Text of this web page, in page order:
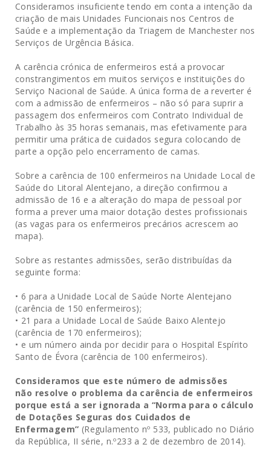
Consideramos insuficiente tendo em conta a intenção da
criação de mais Unidades Funcionais nos Centros de
Saúde e a implementação da Triagem de Manchester nos
Serviços de Urgência Básica.
A carência crónica de enfermeiros está a provocar
constrangimentos em muitos serviços e instituições do
Serviço Nacional de Saúde. A única forma de a reverter é
com a admissão de enfermeiros – não só para suprir a
passagem dos enfermeiros com Contrato Individual de
Trabalho às 35 horas semanais, mas efetivamente para
permitir uma prática de cuidados segura colocando de
parte a opção pelo encerramento de camas.
Sobre a carência de 100 enfermeiros na Unidade Local de
Saúde do Litoral Alentejano, a direção confirmou a
admissão de 16 e a alteração do mapa de pessoal por
forma a prever uma maior dotação destes profissionais
(as vagas para os enfermeiros precários acrescem ao
mapa).
Sobre as restantes admissões, serão distribuídas da
seguinte forma:
• 6 para a Unidade Local de Saúde Norte Alentejano
(carência de 150 enfermeiros);
• 21 para a Unidade Local de Saúde Baixo Alentejo
(carência de 170 enfermeiros);
• e um número ainda por decidir para o Hospital Espírito
Santo de Évora (carência de 100 enfermeiros).
Consideramos que este número de admissões
não resolve o problema da carência de enfermeiros
porque está a ser ignorada a “Norma para o cálculo
de Dotações Seguras dos Cuidados de
Enfermagem” (Regulamento nº 533, publicado no Diário
da República, II série, n.º233 a 2 de dezembro de 2014).